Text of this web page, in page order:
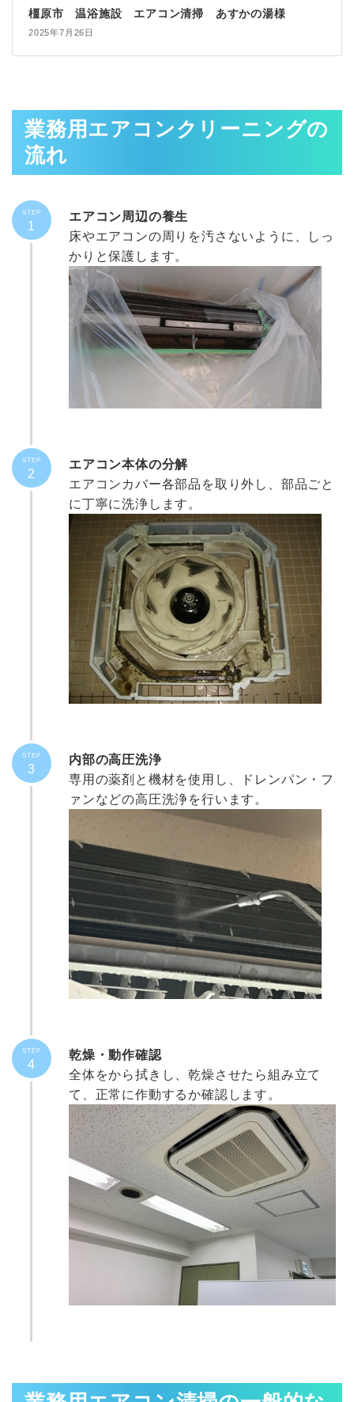
橿原市 温浴施設 エアコン清掃 あすかの湯様
2025年7月26日
業務用エアコンクリーニングの
流れ
エアコン周辺の養生
床やエアコンの周りを汚さないように、しっ
かりと保護します。
STEP
1
エアコン本体の分解
エアコンカバー各部品を取り外し、部品ごと
に丁寧に洗浄します。
STEP
2
内部の高圧洗浄
専用の薬剤と機材を使用し、ドレンパン・フ
ァンなどの高圧洗浄を行います。
STEP
3
乾燥・動作確認
全体をから拭きし、乾燥させたら組み立て
て、正常に作動するか確認します。
STEP
4